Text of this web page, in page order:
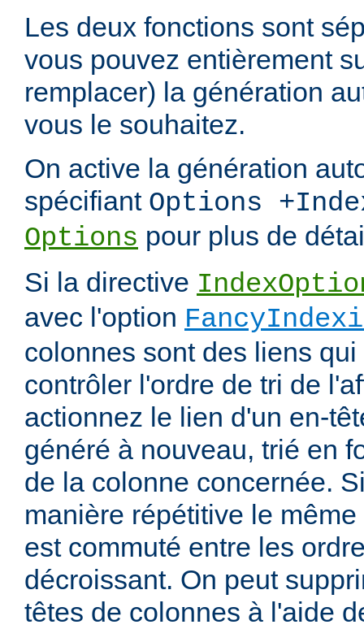
Les deux fonctions sont
vous pouvez entièrement
remplacer) la génération
vous le souhaitez.
On active la génération
spécifiant Options
Options pour plus de
Si la directive
avec l'option
colonnes sont des liens
contrôler l'ordre de tri de
actionnez le lien d'un en-
généré à nouveau, trié en
de la colonne concernée.
manière répétitive le
est commuté entre les
décroissant. On peut
têtes de colonnes à l'aide